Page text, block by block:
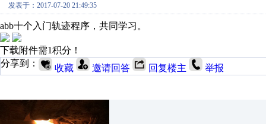
发表于：2017-07-20 21:49:35
abb十个入门轨迹程序，共同学习。
下载附件需1积分！
分享到：
收藏 邀请回答 回复楼主 举报